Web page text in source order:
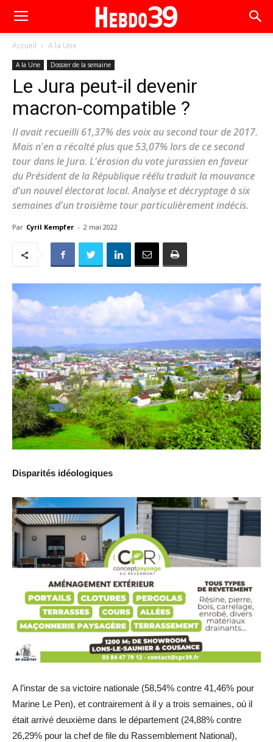
Accueil A la Une
A la Une Dossier de la semaine
Le Jura peut-il devenir
macron-compatible ?
Il avait recueilli 61,37% des voix au second tour de 2017.
Mais n'en a récolté plus que 53,07% lors de ce second
tour dans le Jura. L'érosion du vote jurassien en faveur
du Président de la République réélu traduit la mouvance
d'un nouvel électorat local. Analyse et décryptage à six
semaines d'un troisième tour particulièrement indécis.
Par Cyril Kempfer - 2 mai 2022
Disparités idéologiques
A l’instar de sa victoire nationale (58,54% contre 41,46% pour
Marine Le Pen), et contrairement à il y a trois semaines, où il
était arrivé deuxième dans le département (24,88% contre
26,29% pour la chef de file du Rassemblement National),